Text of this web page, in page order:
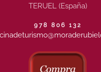
TERUEL (España)
978 806 132